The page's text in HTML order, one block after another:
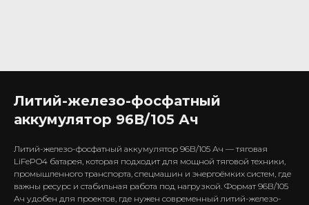
Литий-железо-фосфатный
аккумулятор 96В/105 Ач
Литий-железо-фосфатный аккумулятор 96В/105 Ач — тяговая
LiFePO4 батарея, которая подходит для мощной тяговой техники,
промышленного транспорта, спецмашин и энергоёмких систем, где
важны ресурс и стабильная работа под нагрузкой. Формат 96В/105
Ач удобен для проектов, где нужен современный литий-железо-